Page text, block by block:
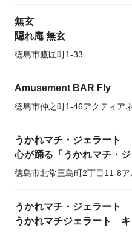
無玄
隠れ庵 無玄
徳島市鷹匠町1-33
Amusement BAR Fly
徳島市仲之町1-46アクティア
うかれマチ・ジェラート
心が踊る「うかれマチ・ジ
徳島市北常三島町2丁目11-8
うかれマチ・ジェラート
うかれマチジェラート キ